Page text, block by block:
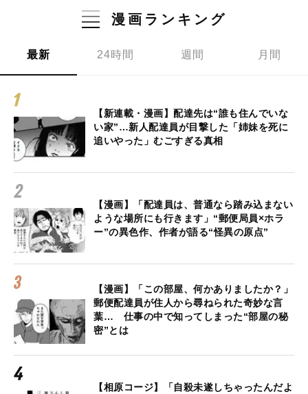
漫画ランキング
最新 24時間 週間 月間
【新連載・漫画】配達先は“誰も住んでいな
い家”…新人配達員が目撃した「姉妹を死に
追いやった」むごすぎる真相
【漫画】「配達員は、普通なら踏み込まない
ような場所にも行きます」“郵便局員×ホラ
ー”の異色作、作者が語る“怪異の原点”
【漫画】「この部屋、何かありましたか？」
郵便配達員が住人から尋ねられた奇妙な言
葉… 仕事の中で知ってしまった“部屋の秘
密”とは
【相原コージ】「自殺未遂しちゃったんだよ